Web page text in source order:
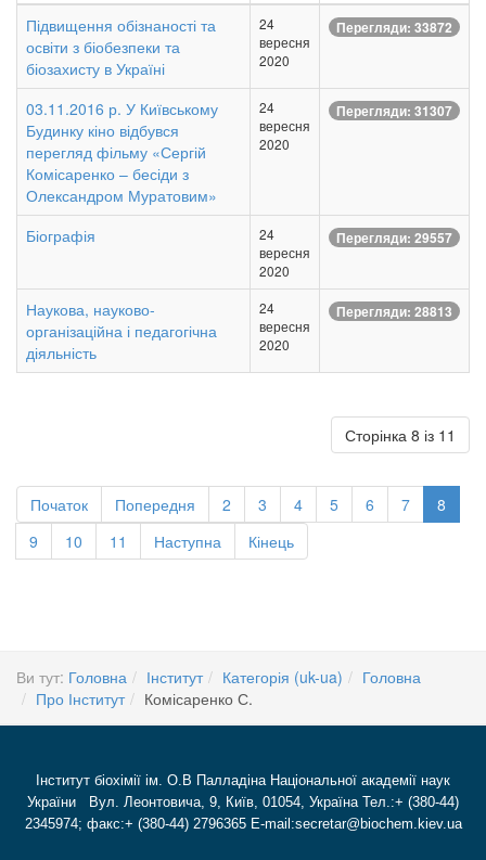
Підвищення обізнаності та
освіти з біобезпеки та
біозахисту в Україні
24
вересня
2020
Перегляди: 33872
03.11.2016 р. У Київському
Будинку кіно відбувся
перегляд фільму «Сергій
Комісаренко – бесіди з
Олександром Муратовим»
24
вересня
2020
Перегляди: 31307
Біографія
24
вересня
2020
Перегляди: 29557
Наукова, науково-
організаційна і педагогічна
діяльність
24
вересня
2020
Перегляди: 28813
Сторінка 8 із 11
Початок Попередня 2 3 4 5 6 7
8
9
10 11 Наступна Кінець
Ви тут: Головна Інститут Категорія (uk-ua)
Головна
Про Інститут
Комісаренко С.
Інститут біохімії ім. О.В Палладіна Національної академії наук
України Вул. Леонтовича, 9, Київ, 01054, Україна Тел.:+ (380-44)
2345974; факс:+ (380-44) 2796365 E-mail:secretar@biochem.kiev.ua